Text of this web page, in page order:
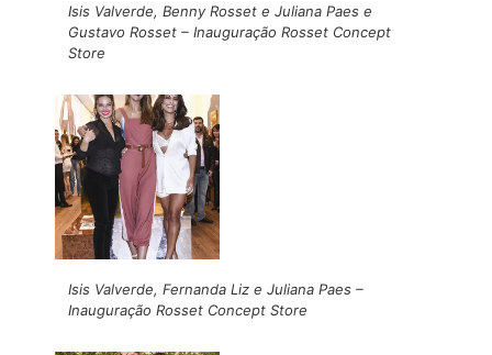
Isis Valverde, Benny Rosset e Juliana Paes e
Gustavo Rosset – Inauguração Rosset Concept
Store
Isis Valverde, Fernanda Liz e Juliana Paes –
Inauguração Rosset Concept Store